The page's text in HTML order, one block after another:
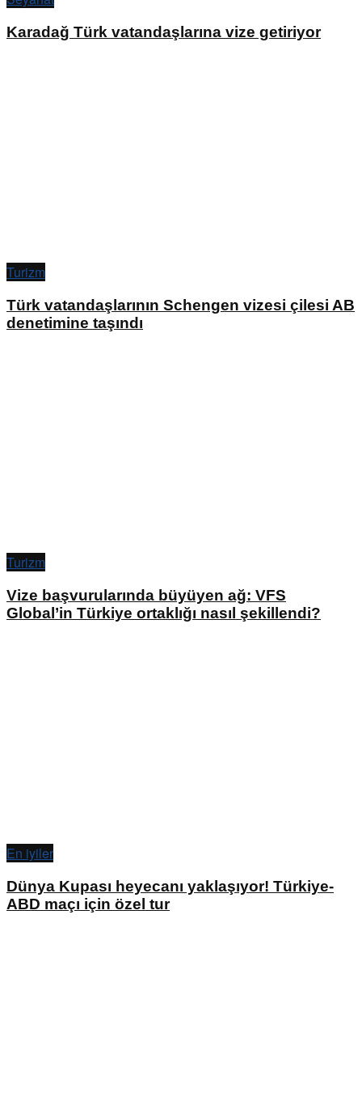
Karadağ Türk vatandaşlarına vize getiriyor
Turizm
Türk vatandaşlarının Schengen vizesi çilesi AB
denetimine taşındı
Turizm
Vize başvurularında büyüyen ağ: VFS
Global’in Türkiye ortaklığı nasıl şekillendi?
En iyiler
Dünya Kupası heyecanı yaklaşıyor! Türkiye-
ABD maçı için özel tur